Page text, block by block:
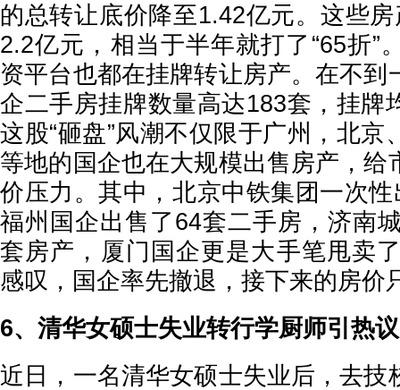
的总转让底价降至1.42亿元。这些
2.2亿元，相当于半年就打了“65折”
资平台也都在挂牌转让房产。在不到
企二手房挂牌数量高达183套，挂牌
这股“砸盘”风潮不仅限于广州，北京
等地的国企也在大规模出售房产，给
价压力。其中，北京中铁集团一次
福州国企出售了64套二手房，济南
套房产，厦门国企更是大手笔甩卖
感叹，国企率先撤退，接下来的房价
6、清华女硕士失业转行学厨师引热议
近日，一名清华女硕士失业后，去技